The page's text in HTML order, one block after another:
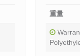
重量